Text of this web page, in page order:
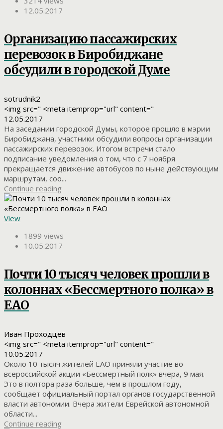
12.05.2017
Организацию пассажирских
перевозок в Биробиджане
обсудили в городской Думе
sotrudnik2
<img src=" <meta itemprop="url" content="
12.05.2017
На заседании городской Думы, которое прошло в мэрии
Биробиджана, участники обсудили вопросы организации
пассажирских перевозок. Итогом встречи стало
подписание уведомления о том, что с 7 ноября
прекращается движение автобусов по ныне действующим
маршрутам, соо...
Continue reading
View
1899 views
10.05.2017
Почти 10 тысяч человек прошли в
колоннах «Бессмертного полка» в
ЕАО
Иван Проходцев
<img src=" <meta itemprop="url" content="
10.05.2017
Около 10 тысяч жителей ЕАО приняли участие во
всероссийской акции «Бессмертный полк» вчера, 9 мая.
Это в полтора раза больше, чем в прошлом году,
сообщает официальный портал органов государственной
власти автономии. Вчера жители Еврейской автономной
области...
Continue reading